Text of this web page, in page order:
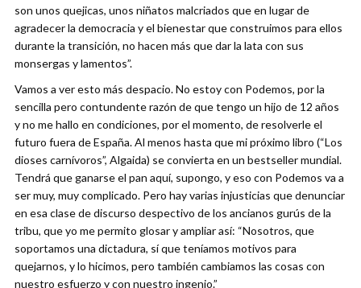
son unos quejicas, unos niñatos malcriados que en lugar de
agradecer la democracia y el bienestar que construimos para ellos
durante la transición, no hacen más que dar la lata con sus
monsergas y lamentos”.
Vamos a ver esto más despacio. No estoy con Podemos, por la
sencilla pero contundente razón de que tengo un hijo de 12 años
y no me hallo en condiciones, por el momento, de resolverle el
futuro fuera de España. Al menos hasta que mi próximo libro (“Los
dioses carnívoros”, Algaida) se convierta en un bestseller mundial.
Tendrá que ganarse el pan aquí, supongo, y eso con Podemos va a
ser muy, muy complicado. Pero hay varias injusticias que denunciar
en esa clase de discurso despectivo de los ancianos gurús de la
tribu, que yo me permito glosar y ampliar así: “Nosotros, que
soportamos una dictadura, sí que teníamos motivos para
quejarnos, y lo hicimos, pero también cambiamos las cosas con
nuestro esfuerzo y con nuestro ingenio.”